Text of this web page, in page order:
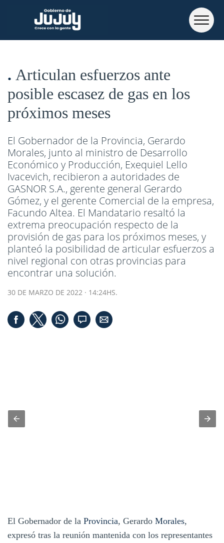
Articulan esfuerzos ante
posible escasez de gas en los
próximos meses
El Gobernador de la Provincia, Gerardo
Morales, junto al ministro de Desarrollo
Económico y Producción, Exequiel Lello
Ivacevich, recibieron a autoridades de
GASNOR S.A., gerente general Gerardo
Gómez, y el gerente Comercial de la empresa,
Facundo Altea. El Mandatario resaltó la
extrema preocupación respecto de la
provisión de gas para los próximos meses, y
planteó la posibilidad de articular esfuerzos a
nivel regional con otras provincias para
encontrar una solución.
30 DE MARZO DE 2022 · 14:24HS.
El Gobernador de la Provincia, Gerardo Morales,
expresó tras la reunión mantenida con los representantes